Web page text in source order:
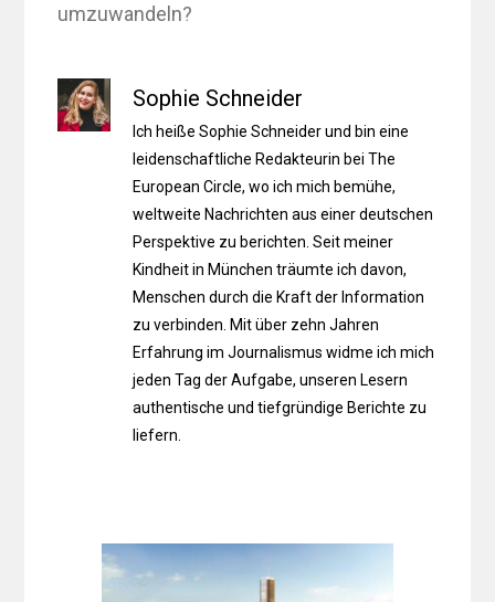
umzuwandeln?
Sophie Schneider
Ich heiße Sophie Schneider und bin eine
leidenschaftliche Redakteurin bei The
European Circle, wo ich mich bemühe,
weltweite Nachrichten aus einer deutschen
Perspektive zu berichten. Seit meiner
Kindheit in München träumte ich davon,
Menschen durch die Kraft der Information
zu verbinden. Mit über zehn Jahren
Erfahrung im Journalismus widme ich mich
jeden Tag der Aufgabe, unseren Lesern
authentische und tiefgründige Berichte zu
liefern.